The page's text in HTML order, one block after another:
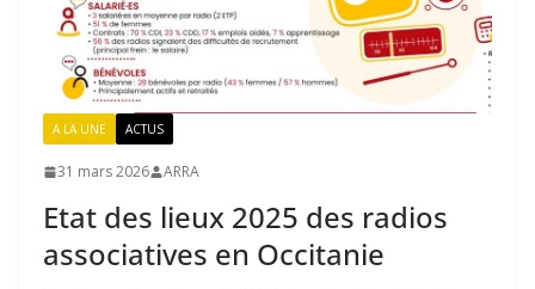
A LA UNE ACTUS
31 mars 2026 ARRA
Etat des lieux 2025 des radios
associatives en Occitanie